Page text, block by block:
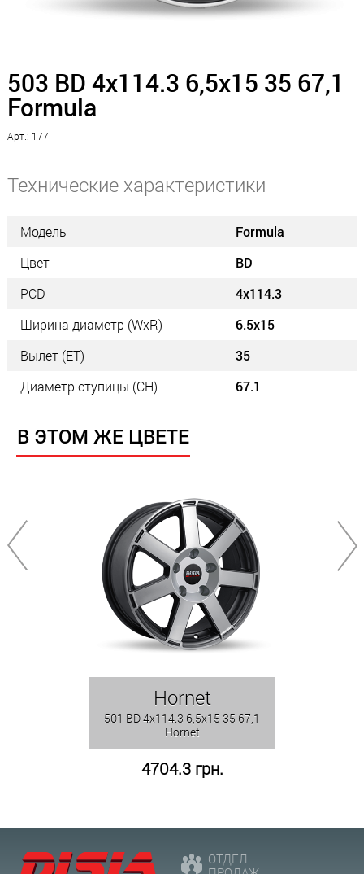
503 BD 4x114.3 6,5x15 35 67,1
Formula
Арт.: 177
Технические характеристики
Модель
Formula
Цвет
BD
PCD
4x114.3
Ширина диаметр (WxR)
6.5x15
Вылет (ET)
35
Диаметр ступицы (СН)
67.1
В ЭТОМ ЖЕ ЦВЕТЕ
Hornet
501 BD 4x114.3 6,5x15 35 67,1
Hornet
4704.3 грн.
ОТДЕЛ